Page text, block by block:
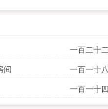
一百二十
间
一百一十
一百一十